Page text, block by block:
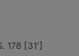
178 [31’]